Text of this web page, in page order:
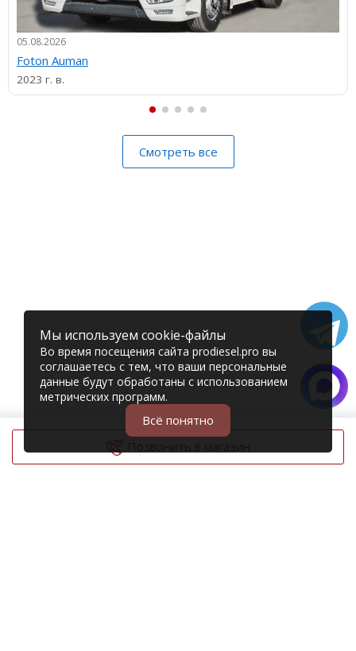
Позвонить в магазин
05.08.2026
Foton Auman
2023 г. в.
Смотреть все
© 2006 – 2026 Prodiesel
Мы используем cookie-файлы
Во время посещения сайта prodiesel.pro вы
соглашаетесь с тем, что ваши персональные
данные будут обработаны с использованием
метрических программ.
Всё понятно